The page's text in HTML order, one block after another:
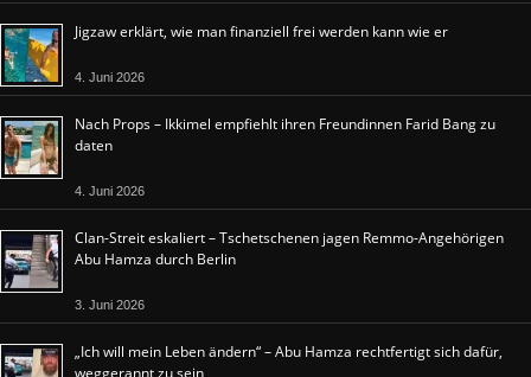
Jigzaw erklärt, wie man finanziell frei werden kann wie er
4. Juni 2026
Nach Props – Ikkimel empfiehlt ihren Freundinnen Farid Bang zu
daten
4. Juni 2026
Clan-Streit eskaliert – Tschetschenen jagen Remmo-Angehörigen
Abu Hamza durch Berlin
3. Juni 2026
„Ich will mein Leben ändern“ – Abu Hamza rechtfertigt sich dafür,
weggerannt zu sein